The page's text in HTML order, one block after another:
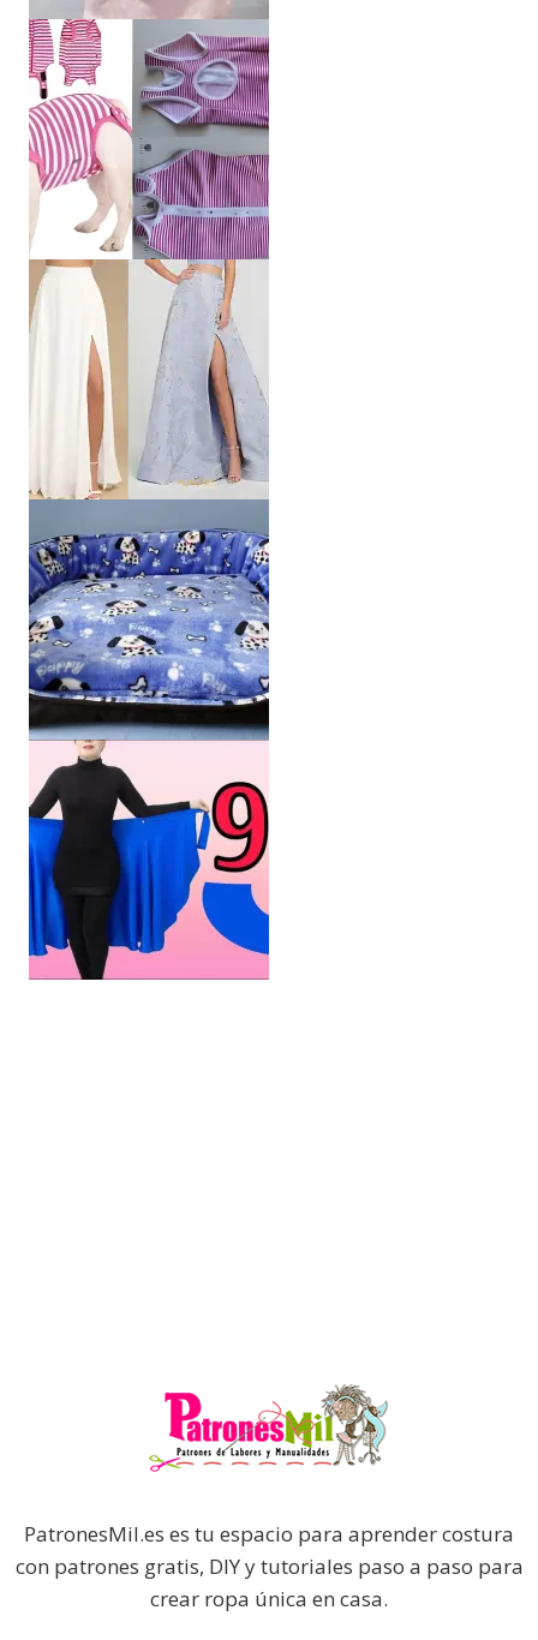
PatronesMil.es es tu espacio para aprender costura
con patrones gratis, DIY y tutoriales paso a paso para
crear ropa única en casa.